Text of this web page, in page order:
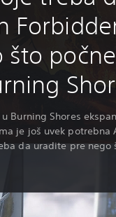
što
Burning Shores
je još uvek potrebna
da uradite pre nego